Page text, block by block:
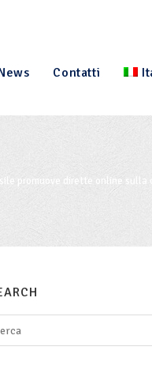
Contatti
promuove dirette online sulla